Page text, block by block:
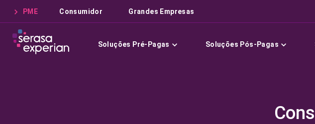
PME Consumidor Grandes Empresas
Soluções Pré-Pagas Soluções Pós-Pagas